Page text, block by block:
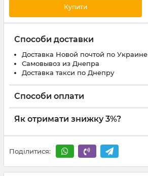
Купити
Способи доставки
Доставка Новой почтой по Украине
Самовывоз из Днепра
Доставка такси по Днепру
Способи оплати
Як отримати знижку 3%?
Поділитися: